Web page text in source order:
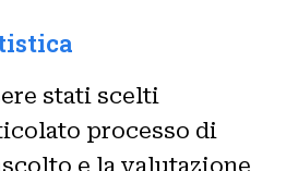
stati scelti
processo di
e la valutazione